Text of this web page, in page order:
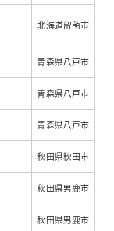
北海道留萌市
青森県八戸市
青森県八戸市
青森県八戸市
秋田県秋田市
秋田県男鹿市
秋田県男鹿市